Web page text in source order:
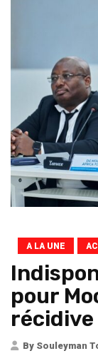
A LA UNE
pour
By Souleyman